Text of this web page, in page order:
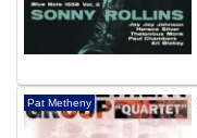
Pat Metheny